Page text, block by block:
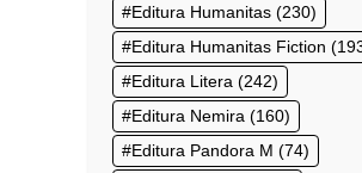
Editura Humanitas (230)
Editura Humanitas Fiction
Editura Litera (242)
Editura Nemira (160)
Editura Pandora M (74)